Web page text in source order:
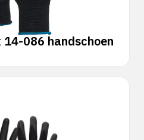
14-086 handschoen